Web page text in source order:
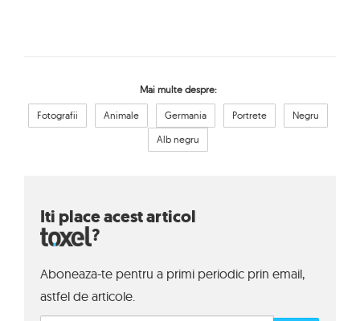
Mai multe despre:
Fotografii Animale Germania Portrete
Negru
Alb negru
Iti place acest articol
?
Aboneaza-te pentru a primi periodic prin email,
astfel de articole.